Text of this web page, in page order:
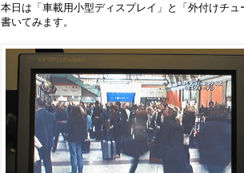
本日は「車載用小型ディスプレイ」と「外付けチ
書いてみます。